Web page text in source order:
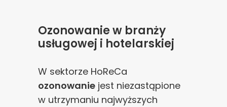
Ozonowanie w branży
usługowej i hotelarskiej
W sektorze HoReCa
ozonowanie jest niezastąpione
w utrzymaniu najwyższych